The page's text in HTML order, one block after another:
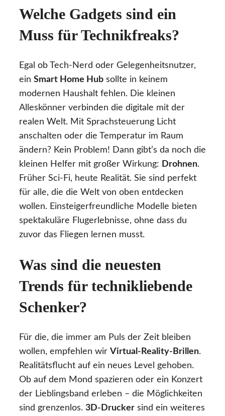
Welche Gadgets sind ein
Muss für Technikfreaks?
Egal ob Tech-Nerd oder Gelegenheitsnutzer,
ein Smart Home Hub sollte in keinem
modernen Haushalt fehlen. Die kleinen
Alleskönner verbinden die digitale mit der
realen Welt. Mit Sprachsteuerung Licht
anschalten oder die Temperatur im Raum
ändern? Kein Problem! Dann gibt’s da noch die
kleinen Helfer mit großer Wirkung: Drohnen.
Früher Sci-Fi, heute Realität. Sie sind perfekt
für alle, die die Welt von oben entdecken
wollen. Einsteigerfreundliche Modelle bieten
spektakuläre Flugerlebnisse, ohne dass du
zuvor das Fliegen lernen musst.
Was sind die neuesten
Trends für technikliebende
Schenker?
Für die, die immer am Puls der Zeit bleiben
wollen, empfehlen wir Virtual-Reality-Brillen.
Realitätsflucht auf ein neues Level gehoben.
Ob auf dem Mond spazieren oder ein Konzert
der Lieblingsband erleben – die Möglichkeiten
sind grenzenlos. 3D-Drucker sind ein weiteres